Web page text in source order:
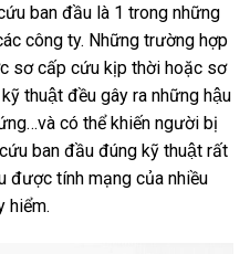
ban đầu là 1 trong những
công ty. Những trường hợp
sơ cấp cứu kịp thời hoặc sơ
thuật đều gây ra những hậu
có thể khiến người bị
ban đầu đúng kỹ thuật rất
được tính mạng của nhiều
hiểm.